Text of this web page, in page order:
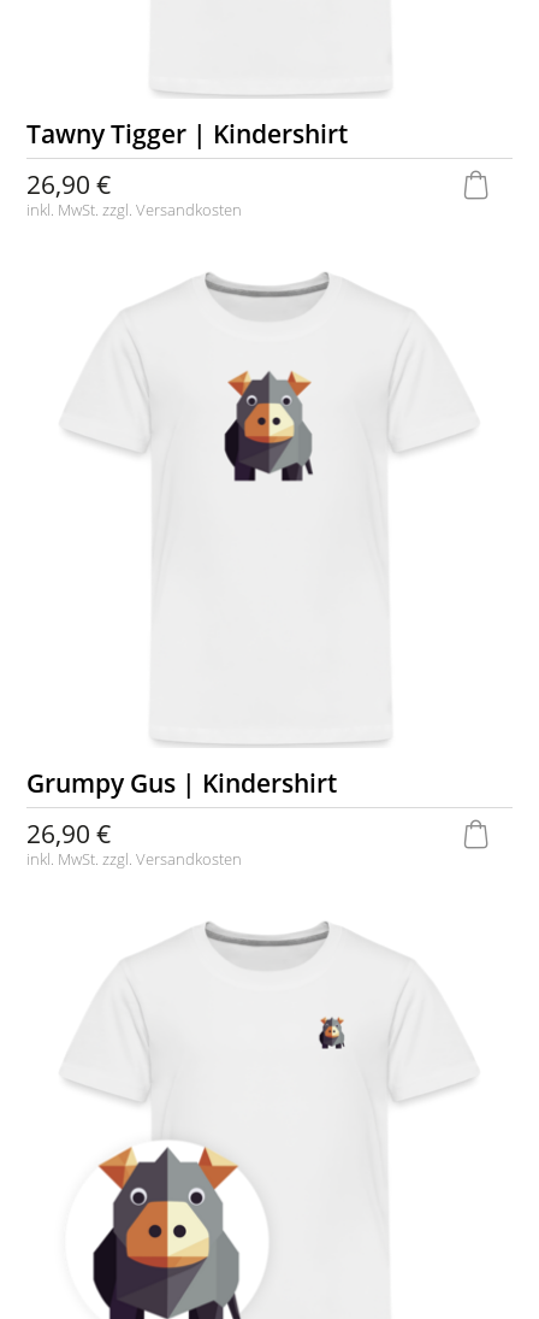
Tawny Tigger | Kindershirt
26,90 €
inkl. MwSt. zzgl.Versandkosten
Grumpy Gus | Kindershirt
26,90 €
inkl. MwSt. zzgl.Versandkosten